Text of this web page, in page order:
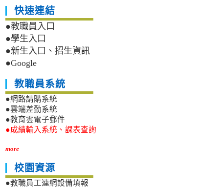
快速連結
●教職員入口
●學生入口
●新生入口、招生資訊
●Google
教職員系統
●網路請購系統
●雲端差勤系統
●教育雲電子郵件
●成績輸入系統、課表查詢
more
校園資源
●教職員工連網設備填報